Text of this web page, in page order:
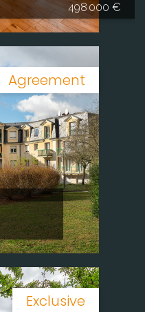
498 000 €
Agreement
Exclusive